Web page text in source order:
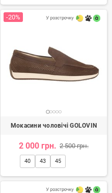
-20%
Мокасини чоловічі GOLOVIN
2 000 грн. 2 500 грн.
40 43 45